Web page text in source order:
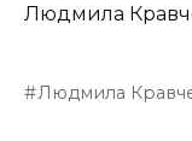
Людмила
Людмила